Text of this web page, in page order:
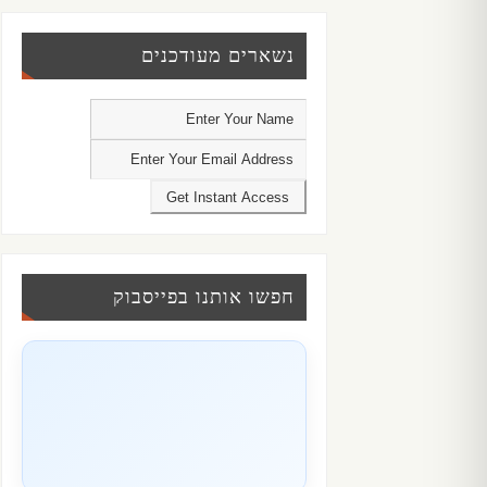
נשארים מעודכנים
חפשו אותנו בפייסבוק